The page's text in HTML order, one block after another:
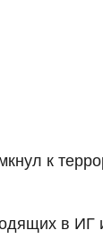
к
в ИГ